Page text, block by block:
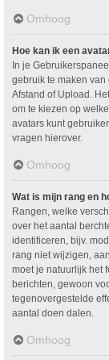
Omhoog
Hoe kan ik een
In je
gebruik te maken
Afstand of Upload.
om te kiezen op
avatars kunt
vragen hierover.
Omhoog
Wat is mijn rang en
Rangen, welke
over het aantal
identificeren, bijv.
rang niet wijzigen,
moet je natuurlijk het
berichten, gewoon
tegenovergestelde
aantal doen dalen.
Omhoog